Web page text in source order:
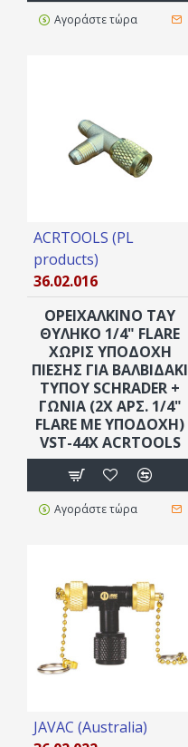
Αγοράστε τώρα
ACRTOOLS (PL
products)
36.02.016
ΟΡΕΙΧΑΛΚΙΝΟ ΤΑΥ
ΘΥΛΗΚΟ 1/4" FLARE
ΧΩΡΊΣ ΥΠΟΔΟΧΉ
ΠΊΕΣΗΣ ΓΙΑ ΒΑΛΒΙΔΆΚΙ
ΤΎΠΟΥ SCHRADER +
ΓΩΝΙΑ (2X ΑΡΣ. 1/4"
FLARE ΜΕ ΥΠΟΔΟΧΉ)
VST-44X ACRTOOLS
Αγοράστε τώρα
JAVAC (Australia)